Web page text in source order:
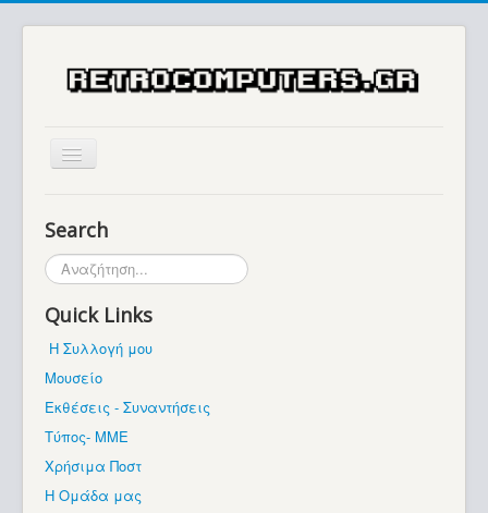
Μουσείο
Search
Αναζήτηση...
Quick Links
Η Συλλογή μου
Μουσείο
Εκθέσεις - Συναντήσεις
Τύπος- ΜΜΕ
Χρήσιμα Ποστ
Η Ομάδα μας